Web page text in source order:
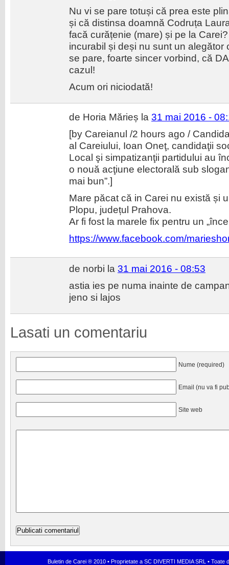
Nu vi se pare totuși că prea este
și că distinsa doamnă Codruța
facă curățenie (mare) și pe la
incurabil și deși nu sunt un alegător
se pare, foarte sincer vorbind, că
cazul!
Acum ori niciodată!
de Horia Mărieș la 31 mai 2016 -
[by Careianul /2 hours ago /
al Careiului, Ioan Oneţ, candidaţii
Local şi simpatizanţii partidului au
o nouă acţiune electorală sub
mai bun”.]
Mare păcat că in Carei nu există și
Plopu, județul Prahova.
Ar fi fost la marele fix pentru un
https://www.facebook.com/
de norbi la 31 mai 2016 - 08:53
astia ies pe numa inainte de
jeno si lajos
Lasati un comentariu
Nume (required)
Email (nu va fi
Site web
Buletin de Carei ® 2010 • Proprietate a SC DIVERTI MEDIA SRL •